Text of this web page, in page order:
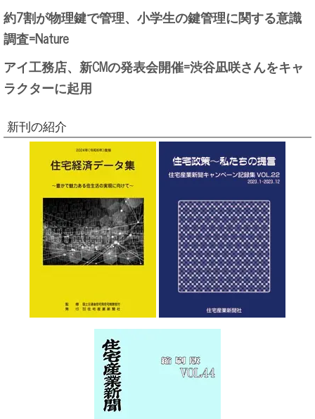
約7割が物理鍵で管理、小学生の鍵管理に関する意識
調査=Nature
アイ工務店、新CMの発表会開催=渋谷凪咲さんをキャ
ラクターに起用
新刊の紹介